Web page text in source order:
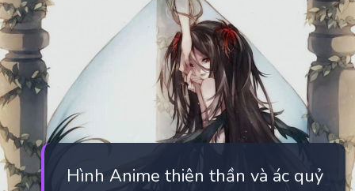
Hình Anime thiên thần và ác quỷ